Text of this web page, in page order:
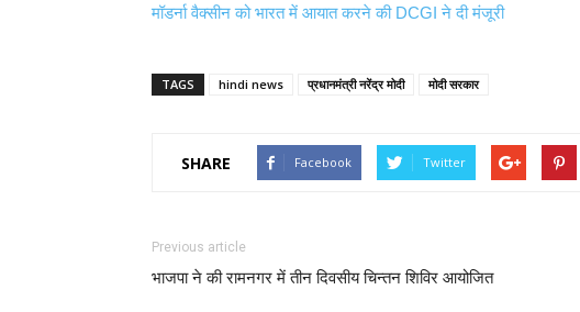
मॉडर्ना वैक्सीन को भारत में आयात करने की DCGI ने दी मंजूरी
TAGS hindi news प्रधानमंत्री नरेंद्र मोदी मोदी सरकार
SHARE Facebook Twitter
Previous article
भाजपा ने की रामनगर में तीन दिवसीय चिन्तन शिविर आयोजित